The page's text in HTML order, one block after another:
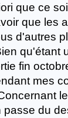
que ce
que les
d'autres
qu'étant
fin
mes
passe du